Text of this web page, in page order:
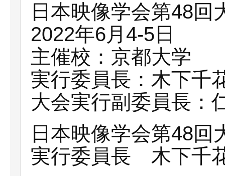
日本映像学会第48回
2022年6月4-5日
主催校：京都大学
実行委員長：木下千
大会実行副委員長：
日本映像学会第48回
実行委員長 木下千